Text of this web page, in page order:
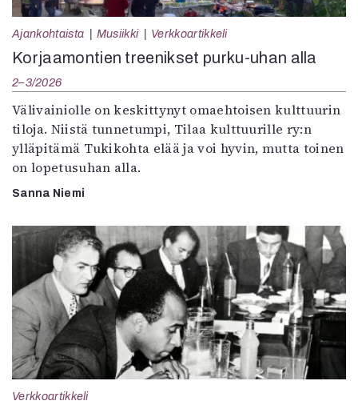
Ajankohtaista Musiikki Verkkoartikkeli
Korjaamontien treenikset purku-uhan alla
2–3/2026
Välivainiolle on keskittynyt omaehtoisen kulttuurin
tiloja. Niistä tunnetumpi, Tilaa kulttuurille ry:n
ylläpitämä Tukikohta elää ja voi hyvin, mutta toinen
on lopetusuhan alla.
Sanna Niemi
Verkkoartikkeli